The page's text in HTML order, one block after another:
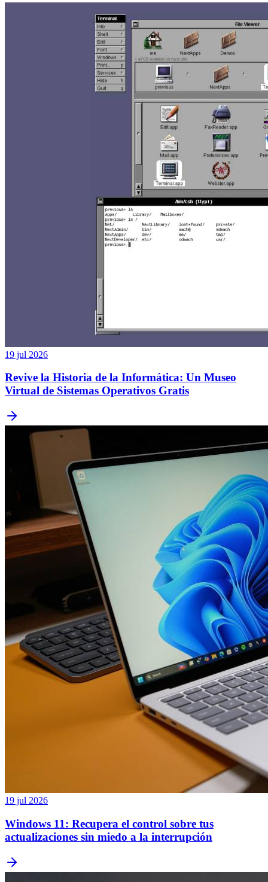
19 jul 2026
Revive la Historia de la Informática: Un Museo
Virtual de Sistemas Operativos Gratis
19 jul 2026
Windows 11: Recupera el control sobre tus
actualizaciones sin miedo a la interrupción